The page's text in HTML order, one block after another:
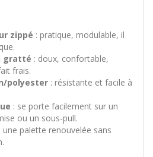
zippé : pratique, modulable, il
gratté : doux, confortable,
frais.
polyester : résistante et facile à
: se porte facilement sur un
ou un sous-pull.
: une palette renouvelée sans